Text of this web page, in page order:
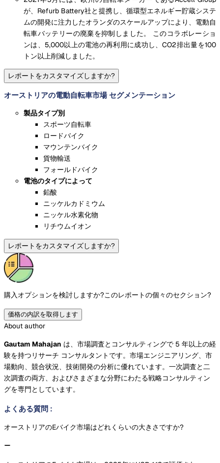
が、Refurb Battery社と提携し、循環型エネルギー貯蔵システ
ムの開発に注力したオランダのスケールアップにより、電動自
転車バッテリーの廃棄を抑制しました。 このコラボレーショ
ンは、5,000以上の電池の再利用に成功し、CO2排出量を100
トン以上削減しました。
レポートをカスタマイズしますか?
オーストリアの電動自転車市場 セグメンテーション
製品タイプ別
スポーツ自転車
ロードバイク
マウンテンバイク
貨物輸送
フォールドバイク
電池のタイプによって
鉛酸
ニッケルカドミウム
ニッケル水素化物
リチウムイオン
レポートをカスタマイズしますか?
購入オプションを検討しますか?このレポートの個々のセクション?
価格の内訳を取得します
About author
Gautam Mahajan は、市場調査とコンサルティングで 5 年以上の経
験を持つリサーチ コンサルタントです。市場エンジニアリング、市
場動向、競合状況、技術開発の分析に優れています。一次調査と二
次調査の両方、およびさまざまな分野にわたる戦略コンサルティン
グを専門としています。
よくある質問 :
オーストリアのEバイク市場はどれくらいの大きさですか?